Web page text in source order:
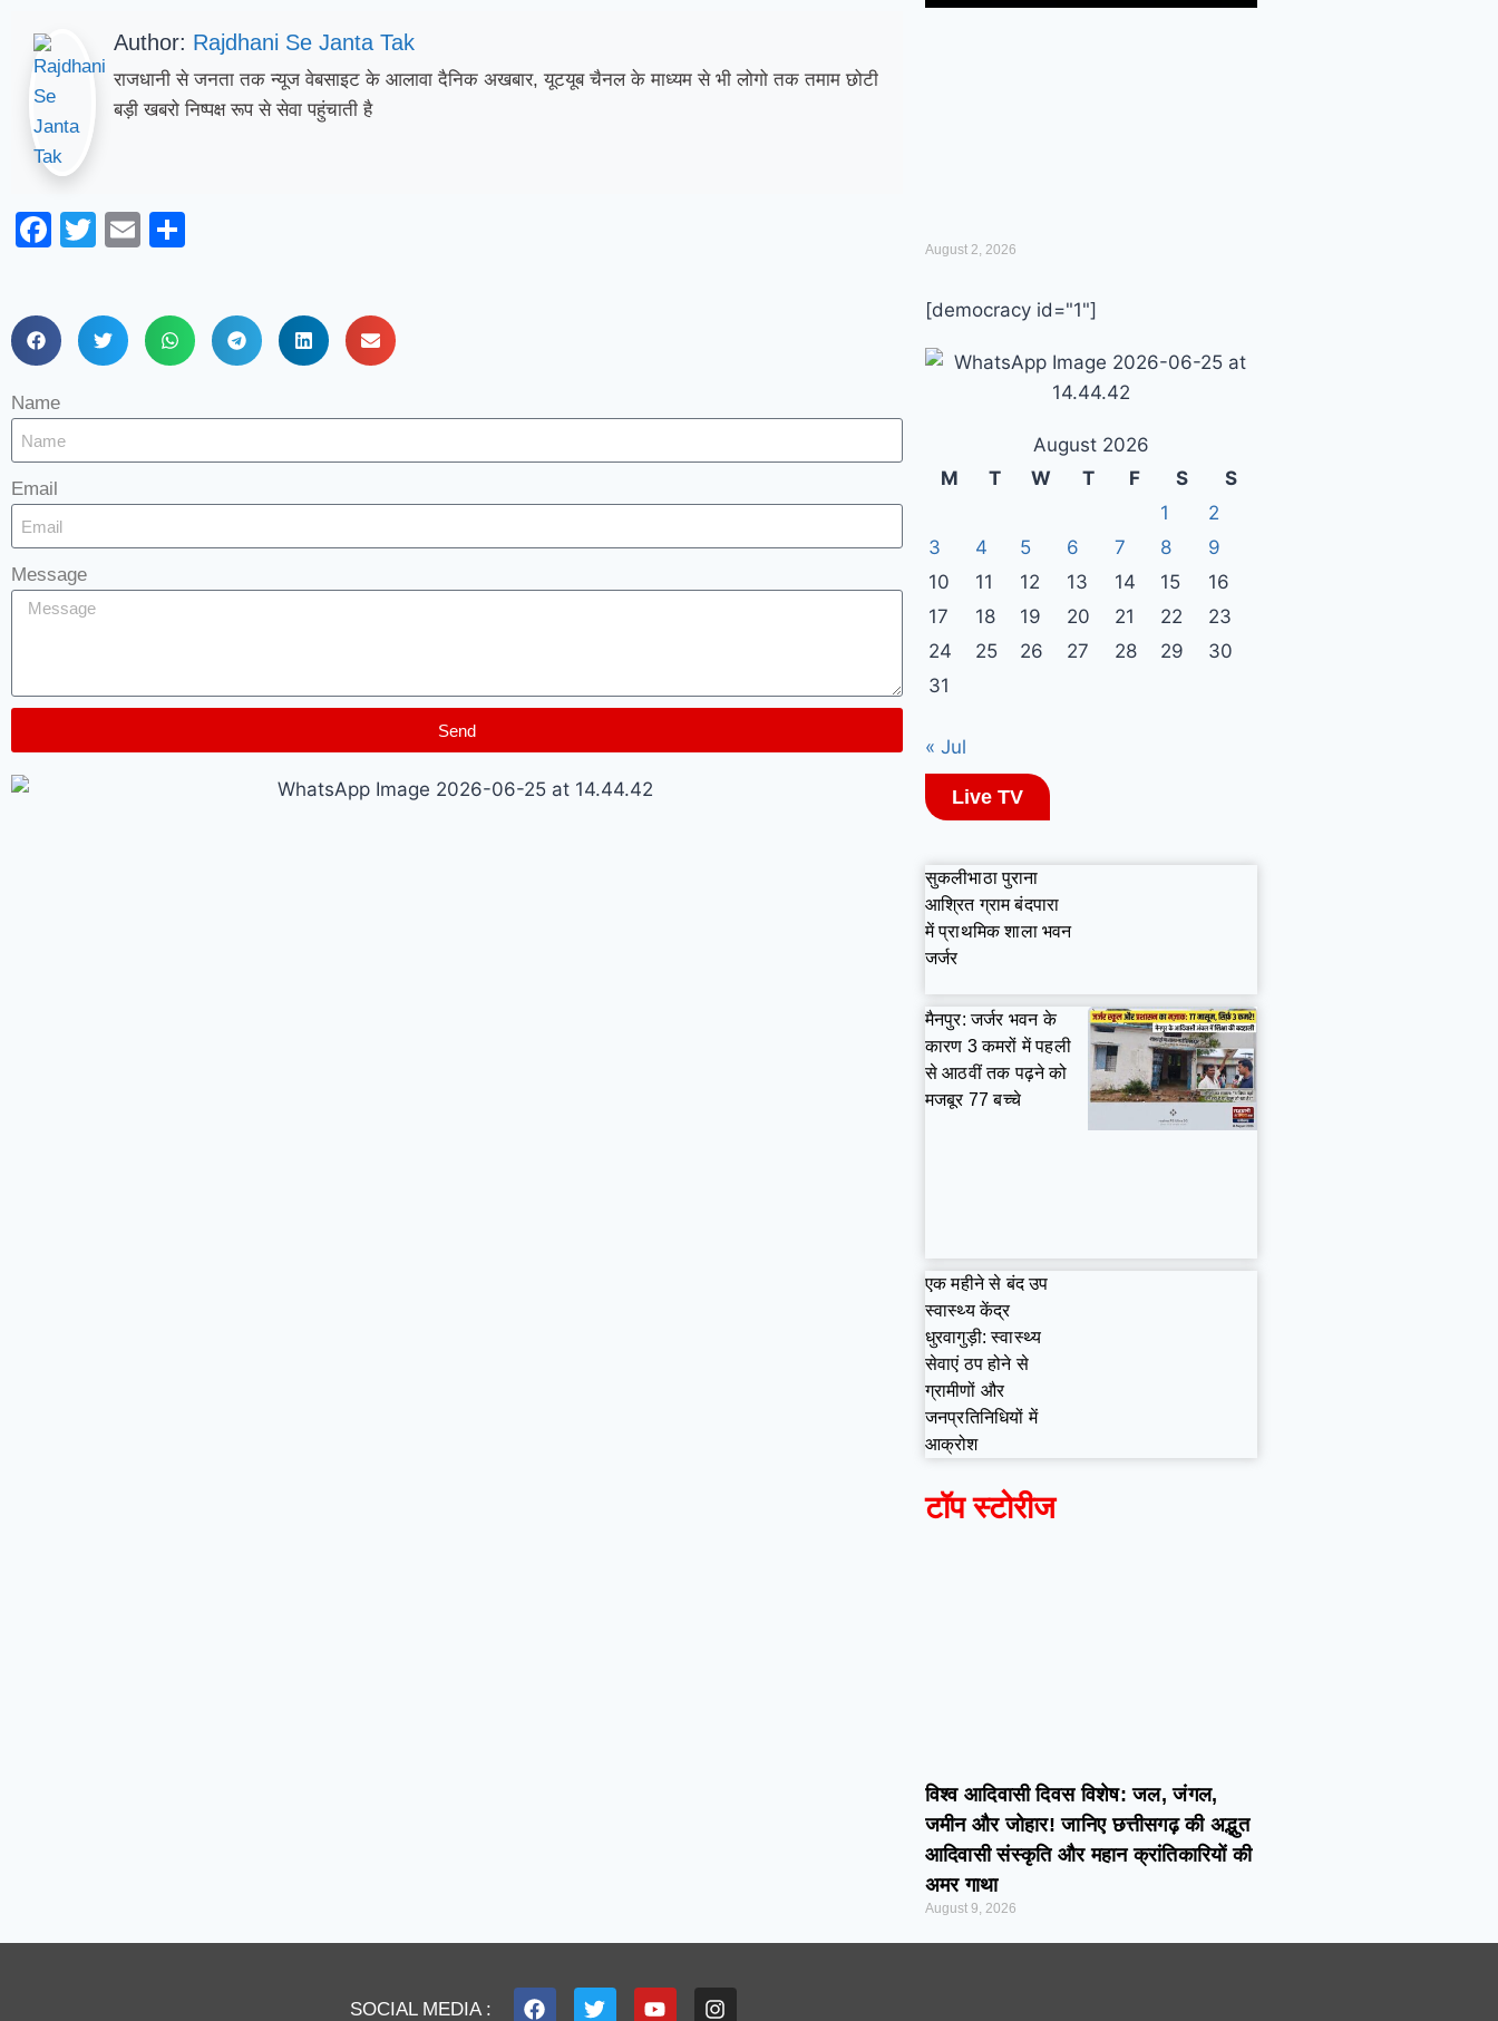
Author: Rajdhani Se Janta Tak
राजधानी से जनता तक न्यूज वेबसाइट के आलावा दैनिक अखबार, यूटयूब चैनल के माध्यम से भी लोगो तक तमाम छोटी
बड़ी खबरो निष्पक्ष रूप से सेवा पहुंचाती है
Facebook
TwitterEmail
Name
Email
Message
Send
August 2, 2026
[democracy id="1"]
August 2026
M
T W T F S
S
1
2
3
4 5 6 7 8
9
10
11 12 13 14 15
16
17
18 19 20 21 22
23
24
25 26 27 28 29
30
31
« Jul
Live TV
सुकलीभाठा पुराना
आश्रित ग्राम बंदपारा
में प्राथमिक शाला भवन
जर्जर
मैनपुर: जर्जर भवन के
कारण 3 कमरों में पहली
से आठवीं तक पढ़ने को
मजबूर 77 बच्चे
एक महीने से बंद उप
स्वास्थ्य केंद्र
धुरवागुड़ी: स्वास्थ्य
सेवाएं ठप होने से
ग्रामीणों और
जनप्रतिनिधियों में
आक्रोश
टॉप स्टोरीज
विश्व आदिवासी दिवस विशेष: जल, जंगल,
जमीन और जोहार! जानिए छत्तीसगढ़ की अद्भुत
आदिवासी संस्कृति और महान क्रांतिकारियों की
अमर गाथा
August 9, 2026
SOCIAL MEDIA :